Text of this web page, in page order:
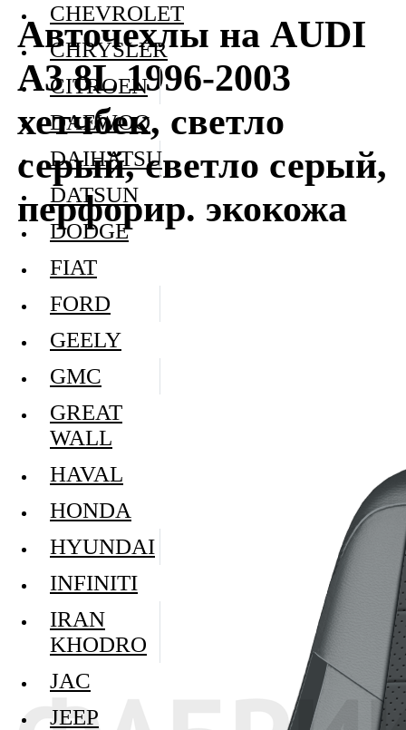
Авточехлы на AUDI
A3 8L 1996-2003
хетчбек, светло
серый, светло серый,
перфорир. экокожа
CHEVROLET
CHRYSLER
CITROEN
DAEWOO
DAIHATSU
DATSUN
DODGE
FIAT
FORD
GEELY
GMC
GREAT
WALL
HAVAL
HONDA
HYUNDAI
INFINITI
IRAN
KHODRO
JAC
JEEP